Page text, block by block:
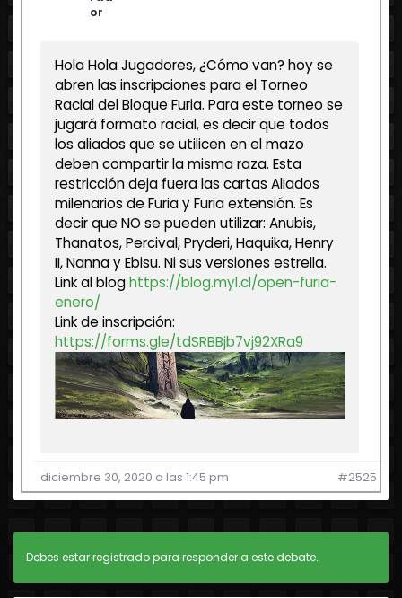
or
Hola Hola Jugadores, ¿Cómo van? hoy se
abren las inscripciones para el Torneo
Racial del Bloque Furia. Para este torneo se
jugará formato racial, es decir que todos
los aliados que se utilicen en el mazo
deben compartir la misma raza. Esta
restricción deja fuera las cartas Aliados
milenarios de Furia y Furia extensión. Es
decir que NO se pueden utilizar: Anubis,
Thanatos, Percival, Pryderi, Haquika, Henry
II, Nanna y Ebisu. Ni sus versiones estrella.
Link al bloghttps://blog.myl.cl/open-furia-
enero/
Link de inscripción:
https://forms.gle/tdSRBBjb7vj92XRa9
diciembre 30, 2020 a las 1:45 pm #2525
Debes estar registrado para responder a este debate.